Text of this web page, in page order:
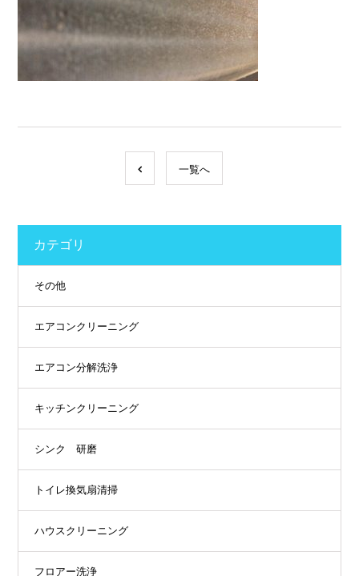
一覧へ
カテゴリ
その他
エアコンクリーニング
エアコン分解洗浄
キッチンクリーニング
シンク 研磨
トイレ換気扇清掃
ハウスクリーニング
フロアー洗浄